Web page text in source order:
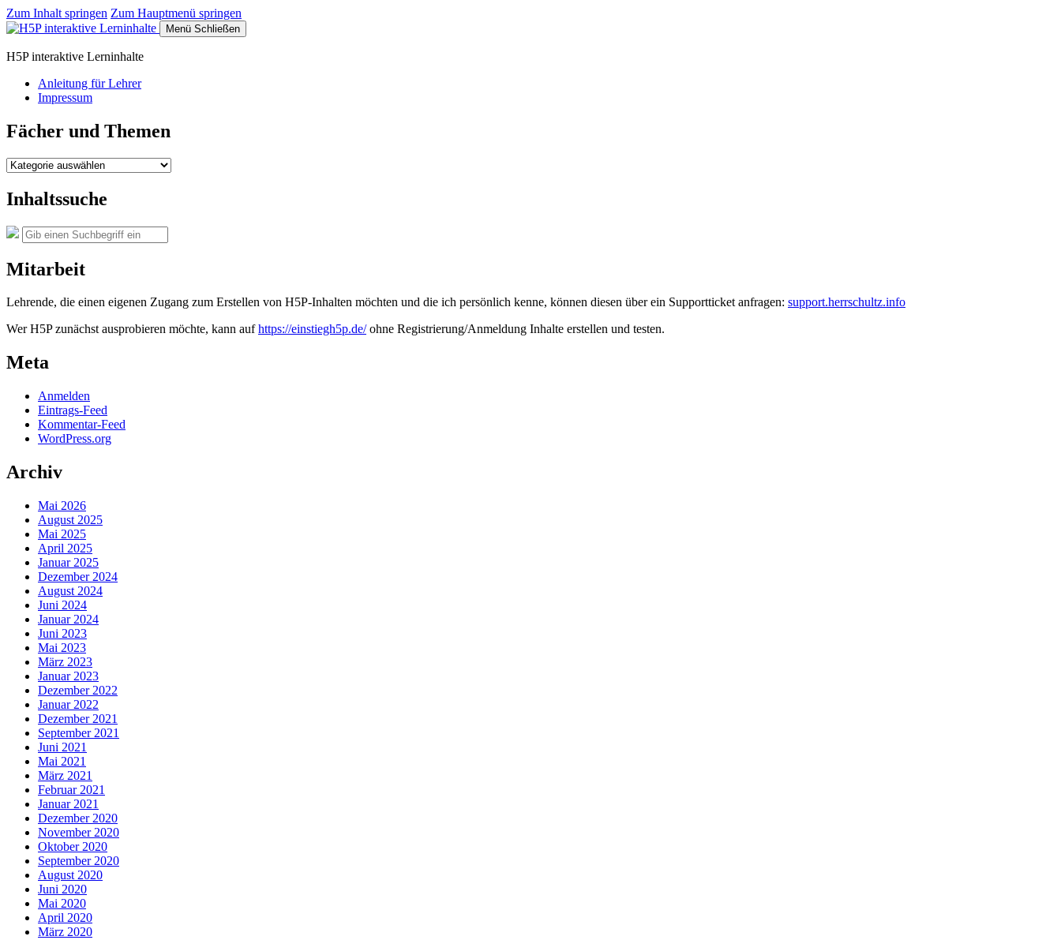
Zum Inhalt springen Zum Hauptmenü springen
Menü Schließen
H5P interaktive Lerninhalte
Anleitung für Lehrer
Impressum
Fächer und Themen
Fächer
Themen
Inhaltssuche
Suche
nach:
Suchen
Mitarbeit
Lehrende, die einen eigenen Zugang zum Erstellen von H5P-Inhalten möchten und die ich persönlich kenne, können diesen über ein Supportticket anfragen: support.herrschultz.info
Wer H5P zunächst ausprobieren möchte, kann aufhttps://einstiegh5p.de/ohne Registrierung/Anmeldung Inhalte erstellen und testen.
Meta
Anmelden
Eintrags-Feed
Kommentar-Feed
WordPress.org
Archiv
Mai 2026
August 2025
Mai 2025
April 2025
Januar 2025
Dezember 2024
August 2024
Juni 2024
Januar 2024
Juni 2023
Mai 2023
März 2023
Januar 2023
Dezember 2022
Januar 2022
Dezember 2021
September 2021
Juni 2021
Mai 2021
März 2021
Februar 2021
Januar 2021
Dezember 2020
November 2020
Oktober 2020
September 2020
August 2020
Juni 2020
Mai 2020
April 2020
März 2020